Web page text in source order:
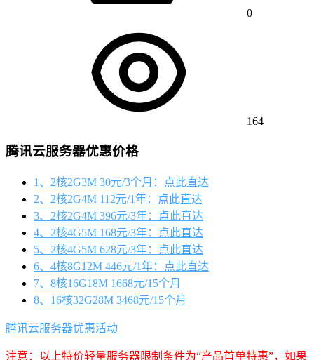
0
164
腾讯云服务器优惠价格
1、2核2G3M 30元/3个月：点此直达
2、2核2G4M 112元/1年：点此直达
3、2核2G4M 396元/3年：点此直达
4、2核4G5M 168元/3年：点此直达
5、2核4G5M 628元/3年：点此直达
6、4核8G12M 446元/1年：点此直达
7、8核16G18M 1668元/15个月
8、16核32G28M 3468元/15个月
腾讯云服务器优惠活动
注意：以上特价轻量服务器限制条件为“产品首单特惠”，如果